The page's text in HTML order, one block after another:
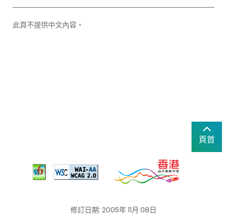
此頁不提供中文內容。
頁首
修訂日期: 2005年 11月 08日